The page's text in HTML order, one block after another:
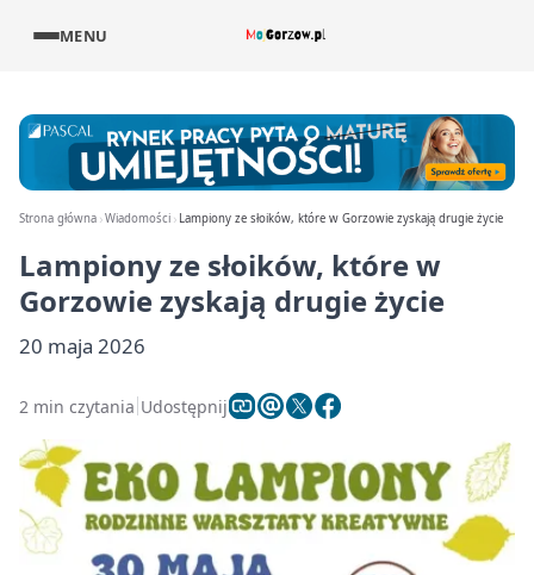
MENU
Strona główna Wiadomości Lampiony ze słoików, które w Gorzowie zyskają drugie życie
Lampiony ze słoików, które w
Gorzowie zyskają drugie życie
20 maja 2026
2 min czytania Udostępnij